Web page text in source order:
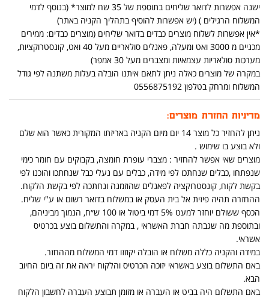
ישנה אפשרות לדואר שליחים בתוספת של 35 שח למוצר* (בנוסף לדמי
המשלוח הרגילים ) (יש אפשרות להוסיף בתהליך הקניה באתר)
*אין אפשרות לשלוח מוצרים כבדים בדואר שליחים (מוצרים כבדים: ממירים
מכניים מ 3000 ואט ומעלה, פאנלים סולאריים מעל 40 ואט, קונסטרוקציות,
מערכות סולאריות עצמאיות ומצברים מעל 30 אמפר)
במקרה של מוצרים כאלה ניתן לתאם איתנו הובלה בעלות משתנה לפי גודל
המשלוח ומרחק בטלפון 0556875192
מדיניות החזרת מוצרים:
ניתן להחזיר כל מוצר 14 יום מיום הקניה באריזתו המקורית כאשר הוא שלם
ולא בוצע בו שימוש .
מוצרים שאי אפשר להחזיר : מצברי עופרת חומצה, בקבוקים עם חומר כימי
שנפתחו ,כבלים שנחתכו לפי מידה, כבלים עם נעלי כבל שנחתכו והוכנו לפי
בקשת לקוח, קונסטרוקציה לפאנלים שהוזמנה ונחתכה לפי בקשת הלקוח.
ההחזרה תהיה פיזית אל בית העסק או במשלוח בדואר רשום או ע"י שליח.
הכסף ששולם יוחזר למעט 5% דמי ביטול או 100 ש״ח, הנמוך מביניהם,
ובתוספת מה שגבתה חברת האשראי , במקרה והתשלום בוצע בכרטיס
אשראי.
במידה והקניה כללה משלוח או הובלה יקוזזו דמי המשלוח מההחזר.
באם התשלום בוצע באשראי יזוכה הכרטיס והלקוח יראה את זה ביום החיוב
הבא.
באם התשלום היה בביט או העברה או מזומן תבוצע העברה לחשבון הלקוח